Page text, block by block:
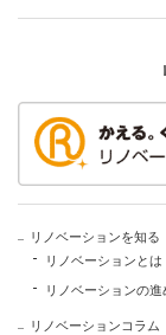
リノベーションを知る
リノベーションとは
リノベーションの進
リノベーションコラム